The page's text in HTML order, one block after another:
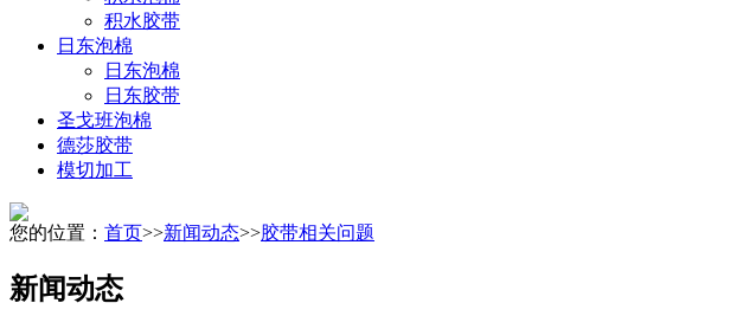
积水胶带
日东泡棉
日东泡棉
日东胶带
圣戈班泡棉
德莎胶带
模切加工
您的位置： 首页>>新闻动态>>胶带相关问题
新闻动态